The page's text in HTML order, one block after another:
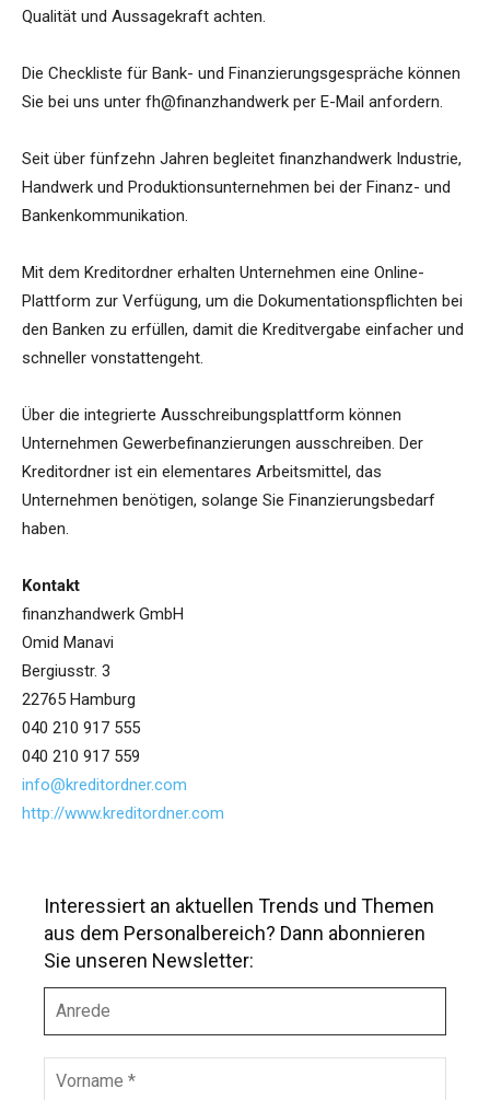
Qualität und Aussagekraft achten.
Die Checkliste für Bank- und Finanzierungsgespräche können
Sie bei uns unter fh@finanzhandwerk per E-Mail anfordern.
Seit über fünfzehn Jahren begleitet finanzhandwerk Industrie,
Handwerk und Produktionsunternehmen bei der Finanz- und
Bankenkommunikation.
Mit dem Kreditordner erhalten Unternehmen eine Online-
Plattform zur Verfügung, um die Dokumentationspflichten bei
den Banken zu erfüllen, damit die Kreditvergabe einfacher und
schneller vonstattengeht.
Über die integrierte Ausschreibungsplattform können
Unternehmen Gewerbefinanzierungen ausschreiben. Der
Kreditordner ist ein elementares Arbeitsmittel, das
Unternehmen benötigen, solange Sie Finanzierungsbedarf
haben.
Kontakt
finanzhandwerk GmbH
Omid Manavi
Bergiusstr. 3
22765 Hamburg
040 210 917 555
040 210 917 559
info@kreditordner.com
http://www.kreditordner.com
Interessiert an aktuellen Trends und Themen
aus dem Personalbereich? Dann abonnieren
Sie unseren Newsletter:
r
e